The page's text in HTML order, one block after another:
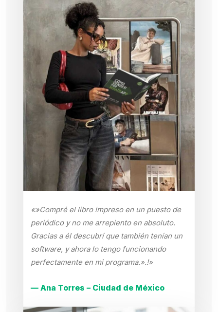
«»Compré el libro impreso en un puesto de
periódico y no me arrepiento en absoluto.
Gracias a él descubrí que también tenían un
software, y ahora lo tengo funcionando
perfectamente en mi programa.».!»
— Ana Torres – Ciudad de México